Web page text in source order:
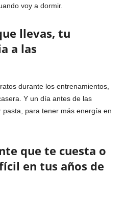
voy a dormir.
llevas, tu
a las
durante los entrenamientos,
Y un día antes de las
para tener más energía en
que te cuesta o
en tus años de